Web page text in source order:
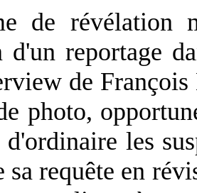
de révélation
d'un reportage
de François
photo,
les
sa requête en